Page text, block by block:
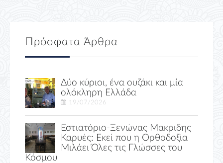
Πρόσφατα Άρθρα
Δύο κύριοι, ένα ουζάκι και μία
ολόκληρη Ελλάδα
19/07/2026
Εστιατόριο-Ξενώνας Μακριδης
Καρυές: Εκεί που η Ορθοδοξία
Μιλάει Όλες τις Γλώσσες του
Κόσμου